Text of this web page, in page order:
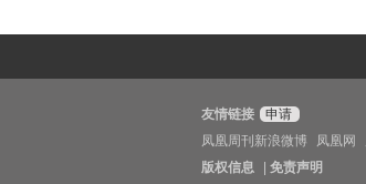
友情链接
申请
凤凰周刊新浪微博
凤凰网
版权信息
| 免责声明